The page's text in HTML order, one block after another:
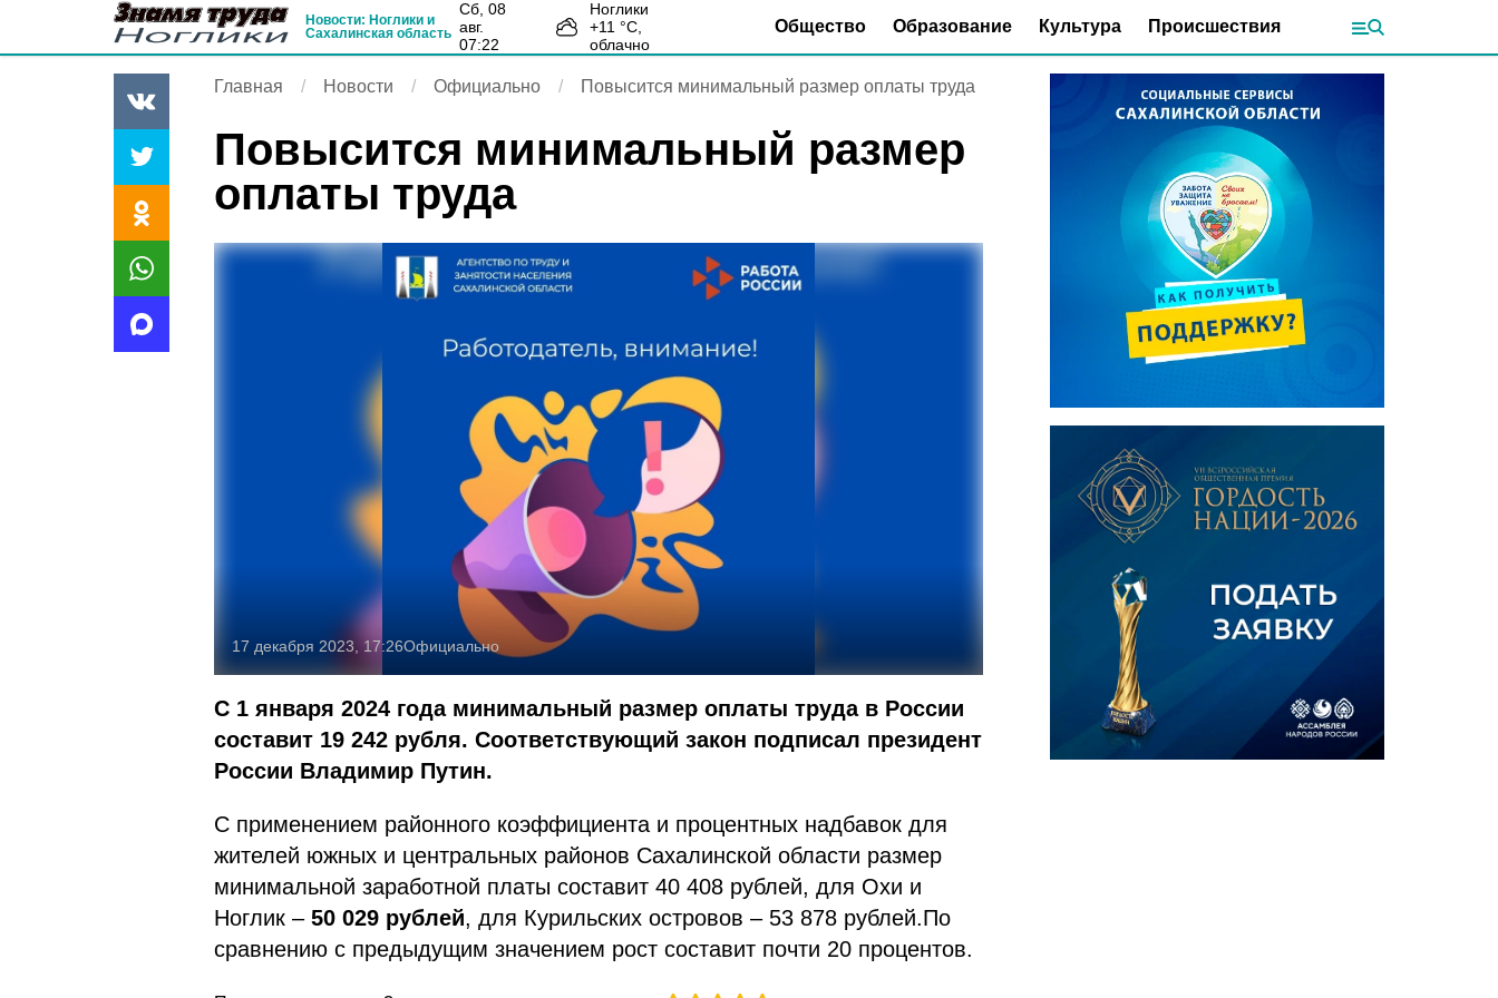
Новости: Ноглики и
Сахалинская область
сб, 08
авг.
07:22
Ноглики
+11 °С,
облачно
Общество Образование Культура Происшествия
Главная Новости Официально Повысится минимальный размер оплаты труда
Повысится минимальный размер
оплаты труда
17 декабря 2023, 17:26Официально
С 1 января 2024 года минимальный размер оплаты труда в России
составит 19 242 рубля. Соответствующий закон подписал президент
России Владимир Путин.
С применением районного коэффициента и процентных надбавок для
жителей южных и центральных районов Сахалинской области размер
минимальной заработной платы составит 40 408 рублей, для Охи и
Ноглик – 50 029 рублей, для Курильских островов – 53 878 рублей.По
сравнению с предыдущим значением рост составит почти 20 процентов.